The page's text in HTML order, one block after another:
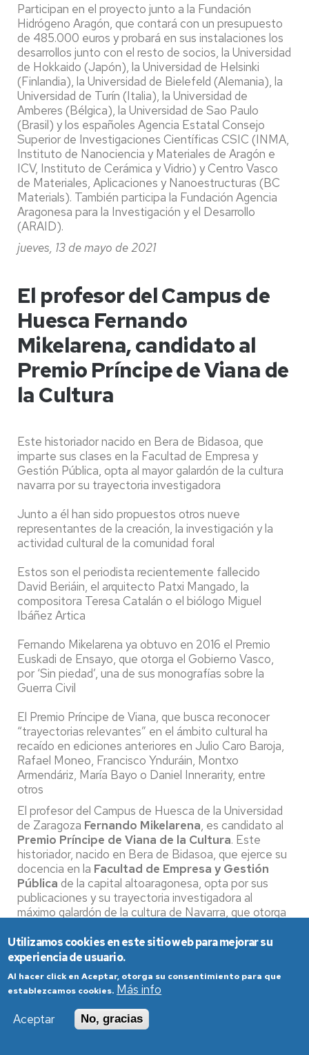
Participan en el proyecto junto a la Fundación
Hidrógeno Aragón, que contará con un presupuesto
de 485.000 euros y probará en sus instalaciones los
desarrollos junto con el resto de socios, la Universidad
de Hokkaido (Japón), la Universidad de Helsinki
(Finlandia), la Universidad de Bielefeld (Alemania), la
Universidad de Turín (Italia), la Universidad de
Amberes (Bélgica), la Universidad de Sao Paulo
(Brasil) y los españoles Agencia Estatal Consejo
Superior de Investigaciones Científicas CSIC (INMA,
Instituto de Nanociencia y Materiales de Aragón e
ICV, Instituto de Cerámica y Vidrio) y Centro Vasco
de Materiales, Aplicaciones y Nanoestructuras (BC
Materials). También participa la Fundación Agencia
Aragonesa para la Investigación y el Desarrollo
(ARAID).
jueves, 13 de mayo de 2021
El profesor del Campus de
Huesca Fernando
Mikelarena, candidato al
Premio Príncipe de Viana de
la Cultura
Este historiador nacido en Bera de Bidasoa, que
imparte sus clases en la Facultad de Empresa y
Gestión Pública, opta al mayor galardón de la cultura
navarra por su trayectoria investigadora
Junto a él han sido propuestos otros nueve
representantes de la creación, la investigación y la
actividad cultural de la comunidad foral
Estos son el periodista recientemente fallecido
David Beriáin, el arquitecto Patxi Mangado, la
compositora Teresa Catalán o el biólogo Miguel
Ibáñez Artica
Fernando Mikelarena ya obtuvo en 2016 el Premio
Euskadi de Ensayo, que otorga el Gobierno Vasco,
por ‘Sin piedad’, una de sus monografías sobre la
Guerra Civil
El Premio Príncipe de Viana, que busca reconocer
“trayectorias relevantes” en el ámbito cultural ha
recaído en ediciones anteriores en Julio Caro Baroja,
Rafael Moneo, Francisco Ynduráin, Montxo
Armendáriz, María Bayo o Daniel Innerarity, entre
otros
El profesor del Campus de Huesca de la Universidad
de Zaragoza Fernando Mikelarena, es candidato al
Premio Príncipe de Viana de la Cultura. Este
historiador, nacido en Bera de Bidasoa, que ejerce su
docencia en la Facultad de Empresa y Gestión
Pública de la capital altoaragonesa, opta por sus
publicaciones y su trayectoria investigadora al
máximo galardón de la cultura de Navarra, que otorga
sido propuestos otros nueve representantes de la
creación, la investigación y la actividad cultural
vinculados a ese territorio.
El periodista recientemente fallecido
la compositoraTeresa Catalán
Utilizamos cookies en este sitio web para mejorar su
experiencia de usuario.
Al hacer click en Aceptar, otorga su consentimiento para que
establezcamos cookies. Más info
Aceptar
No, gracias